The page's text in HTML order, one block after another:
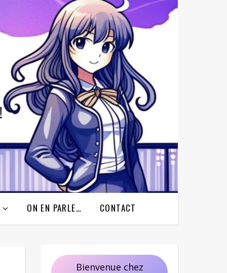
ON EN PARLE… CONTACT
Bienvenue chez